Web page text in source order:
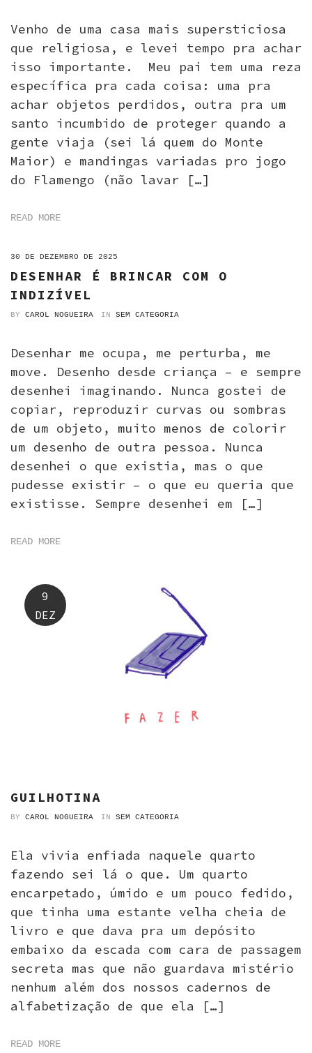
Venho de uma casa mais supersticiosa
que religiosa, e levei tempo pra achar
isso importante. Meu pai tem uma reza
específica pra cada coisa: uma pra
achar objetos perdidos, outra pra um
santo incumbido de proteger quando a
gente viaja (sei lá quem do Monte
Maior) e mandingas variadas pro jogo
do Flamengo (não lavar […]
READ MORE
ON
30 DE DEZEMBRO DE 2025
DESENHAR É BRINCAR COM O
INDIZÍVEL
BY CAROL NOGUEIRA IN SEM CATEGORIA
Desenhar me ocupa, me perturba, me
move. Desenho desde criança – e sempre
desenhei imaginando. Nunca gostei de
copiar, reproduzir curvas ou sombras
de um objeto, muito menos de colorir
um desenho de outra pessoa. Nunca
desenhei o que existia, mas o que
pudesse existir – o que eu queria que
existisse. Sempre desenhei em […]
READ MORE
9
DEZ
GUILHOTINA
BY CAROL NOGUEIRA IN SEM CATEGORIA
Ela vivia enfiada naquele quarto
fazendo sei lá o que. Um quarto
encarpetado, úmido e um pouco fedido,
que tinha uma estante velha cheia de
livro e que dava pra um depósito
embaixo da escada com cara de passagem
secreta mas que não guardava mistério
nenhum além dos nossos cadernos de
alfabetização de que ela […]
READ MORE